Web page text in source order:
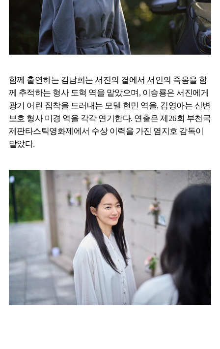
함께 출연하는 김남희는 서진의 곁에서 서인의 죽음을 함
께 추적하는 형사 도혁 역을 맡았으며, 이승룡은 서진에게
광기 어린 집착을 드러내는 모델 현민 역을, 김영아는 신변
보호 형사 미경 역을 각각 연기한다. 연출은 제26회 부천국
제판타스틱영화제에서 수상 이력을 가진 염지호 감독이
맡았다.